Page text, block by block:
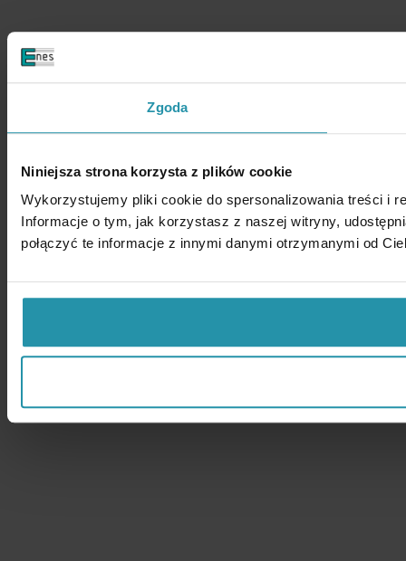
Zgoda
Niniejsza strona korzysta z plików cookie
Wykorzystujemy pliki cookie do spersonalizowania treści i
Informacje o tym, jak korzystasz z naszej witryny,
połączyć te informacje z innymi danymi otrzymanymi od